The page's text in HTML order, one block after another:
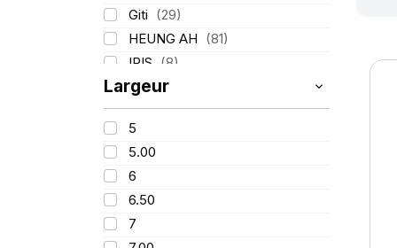
Giti (29)
HEUNG AH (81)
IRIS (8)
ITALMATIC
KLEBER (116)
LASSA
MICHELIN
MITAS
Mondolfo ferro
PIRELLI
Largeur
5
5.00
6
6.50
7